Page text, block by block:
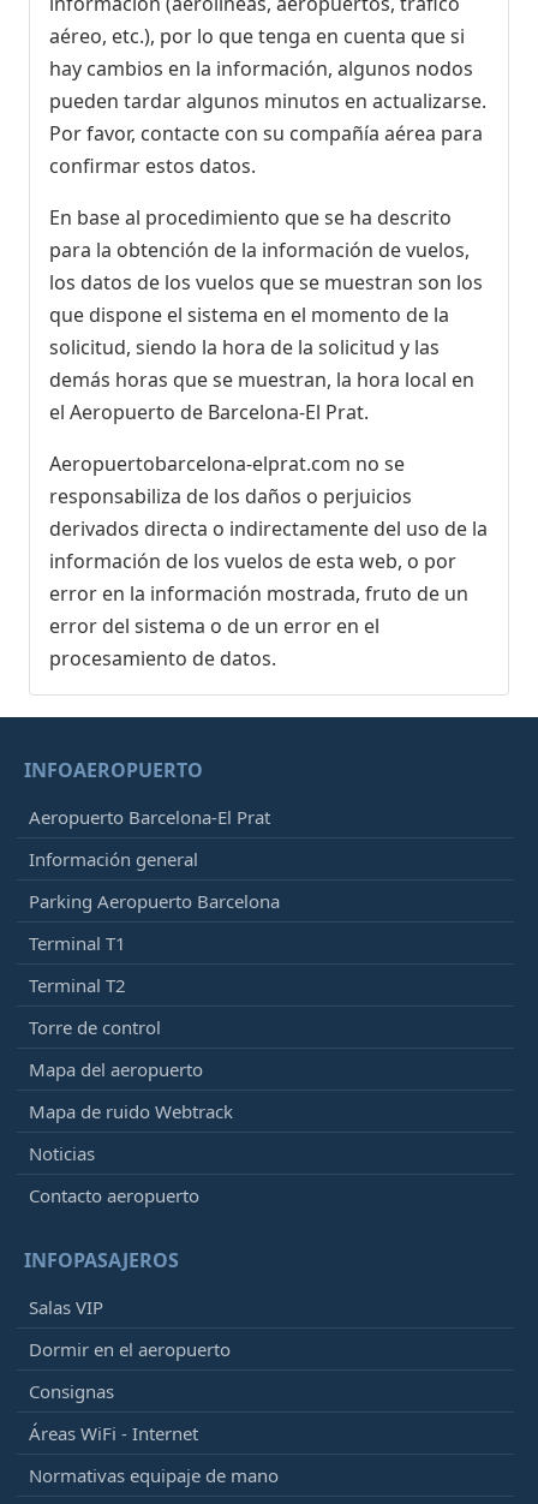
aéreo, etc.), por lo que tenga en cuenta que si
hay cambios en la información, algunos nodos
pueden tardar algunos minutos en actualizarse.
Por favor, contacte con su compañía aérea para
confirmar estos datos.
En base al procedimiento que se ha descrito
para la obtención de la información de vuelos,
los datos de los vuelos que se muestran son los
que dispone el sistema en el momento de la
solicitud, siendo la hora de la solicitud y las
demás horas que se muestran, la hora local en
el Aeropuerto de Barcelona-El Prat.
Aeropuertobarcelona-elprat.com no se
responsabiliza de los daños o perjuicios
derivados directa o indirectamente del uso de la
información de los vuelos de esta web, o por
error en la información mostrada, fruto de un
error del sistema o de un error en el
procesamiento de datos.
INFOAEROPUERTO
Aeropuerto Barcelona-El Prat
Información general
Parking Aeropuerto Barcelona
Terminal T1
Terminal T2
Torre de control
Mapa del aeropuerto
Mapa de ruido Webtrack
Noticias
Contacto aeropuerto
INFOPASAJEROS
Salas VIP
Dormir en el aeropuerto
Consignas
Áreas WiFi - Internet
Normativas equipaje de mano